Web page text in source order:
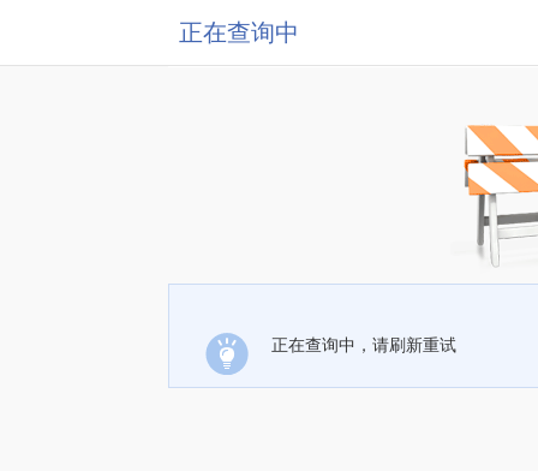
正在查询中
正在查询中，请刷新重试